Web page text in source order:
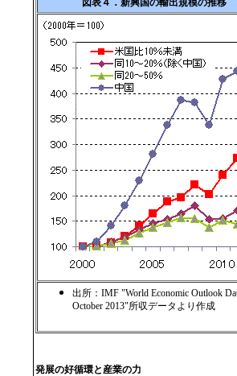
図表４．新興国の輸出規模の推移
出所：IMF "World Economic Outlook
October 2013"所収データより作成
発展の好循環と産業の力